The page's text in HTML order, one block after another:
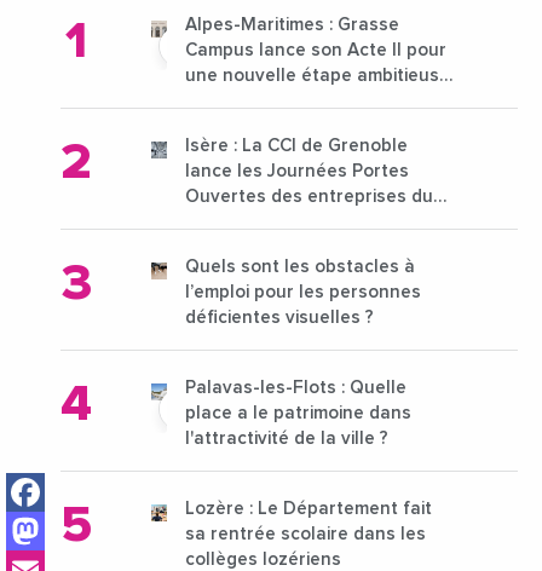
Facebook
Mastodon
Alpes-Maritimes : Grasse
Campus lance son Acte II pour
une nouvelle étape ambitieuse
Isère : La CCI de Grenoble
lance les Journées Portes
Ouvertes des entreprises du
Quels sont les obstacles à
l’emploi pour les personnes
déficientes visuelles ?
Palavas-les-Flots : Quelle
place a le patrimoine dans
l'attractivité de la ville ?
Lozère : Le Département fait
sa rentrée scolaire dans les
collèges lozériens